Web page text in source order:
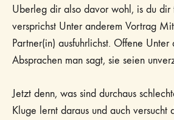
Uberleg dir also davor wohl, is du dir
versprichst Unter anderem Vortrag
Partner(in) ausfuhrlichst. Offene
Absprachen man sagt, sie seien
Jetzt denn, was sind durchaus
Kluge lernt daraus und auch versucht